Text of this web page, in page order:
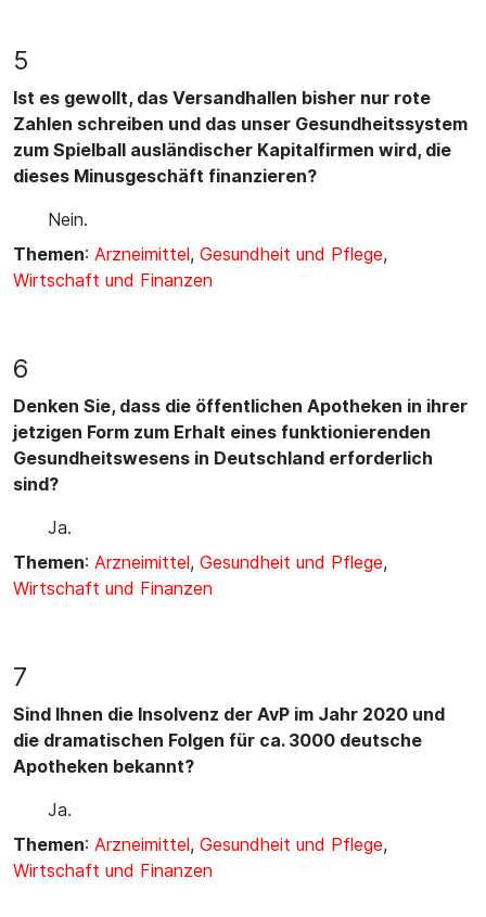
5
Ist es gewollt, das Versandhallen bisher nur rote
Zahlen schreiben und das unser Gesundheitssystem
zum Spielball ausländischer Kapitalfirmen wird, die
dieses Minusgeschäft finanzieren?
Nein.
Themen: Arzneimittel, Gesundheit und Pflege,
Wirtschaft und Finanzen
6
Denken Sie, dass die öffentlichen Apotheken in ihrer
jetzigen Form zum Erhalt eines funktionierenden
Gesundheitswesens in Deutschland erforderlich
sind?
Ja.
Themen: Arzneimittel, Gesundheit und Pflege,
Wirtschaft und Finanzen
7
Sind Ihnen die Insolvenz der AvP im Jahr 2020 und
die dramatischen Folgen für ca. 3000 deutsche
Apotheken bekannt?
Ja.
Themen: Arzneimittel, Gesundheit und Pflege,
Wirtschaft und Finanzen